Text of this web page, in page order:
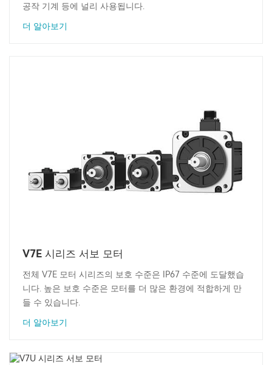
공작 기계 등에 널리 사용됩니다.
더 알아보기
V7E 시리즈 서보 모터
전체 V7E 모터 시리즈의 보호 수준은 IP67 수준에 도달했습
니다. 높은 보호 수준은 모터를 더 많은 환경에 적합하게 만
들 수 있습니다.
더 알아보기